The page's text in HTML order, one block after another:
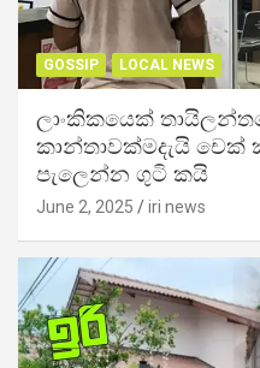
GOSSIP LOCAL NEWS
ලාංකිකයෙක්
කාන්තාවක්මදැයි
පැලෙන්න ගුටි කයි
June 2, 2025 iri news